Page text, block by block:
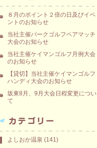
８月のポイント２倍の日及びイベ
ントのお知らせ
当社主催パークゴルフペアマッチ
大会のお知らせ
当社主催ケイマンゴルフ月例大会
のお知らせ
【貸切】当社主催ケイマンゴルフ
ハンディ大会のお知らせ
坂東8月、9月大会日程変更につい
て
よしおか温泉 (141)